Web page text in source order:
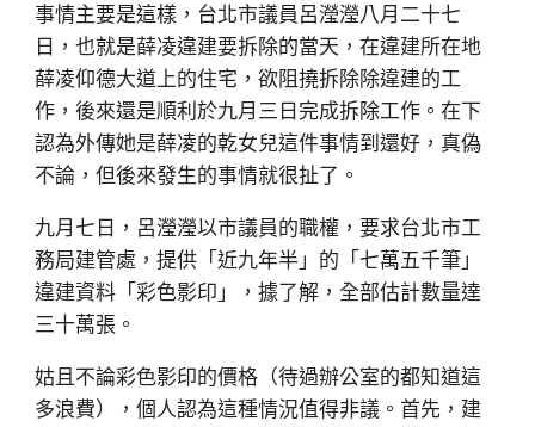
事情主要是這樣，台北市議員呂瀅瀅八月二十七
日，也就是薛凌違建要拆除的當天，在違建所在地
薛凌仰德大道上的住宅，欲阻撓拆除除違建的工
作，後來還是順利於九月三日完成拆除工作。在下
認為外傳她是薛凌的乾女兒這件事情到還好，真偽
不論，但後來發生的事情就很扯了。
九月七日，呂瀅瀅以市議員的職權，要求台北市工
務局建管處，提供「近九年半」的「七萬五千筆」
違建資料「彩色影印」，據了解，全部估計數量達
三十萬張。
姑且不論彩色影印的價格（待過辦公室的都知道這
多浪費），個人認為這種情況值得非議。首先，建